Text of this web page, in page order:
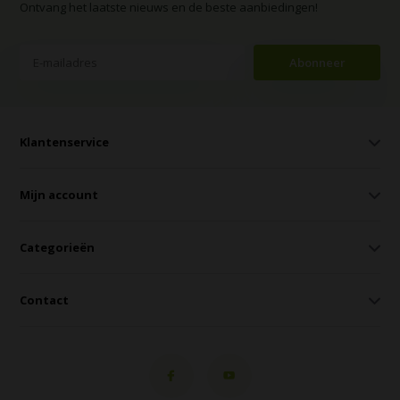
Ontvang het laatste nieuws en de beste aanbiedingen!
Abonneer
Klantenservice
Mijn account
Categorieën
Contact